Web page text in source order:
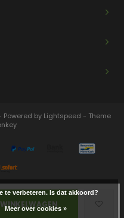
by Lightspeed - Theme
te verbeteren. Is dat akkoord?
Meer over cookies »